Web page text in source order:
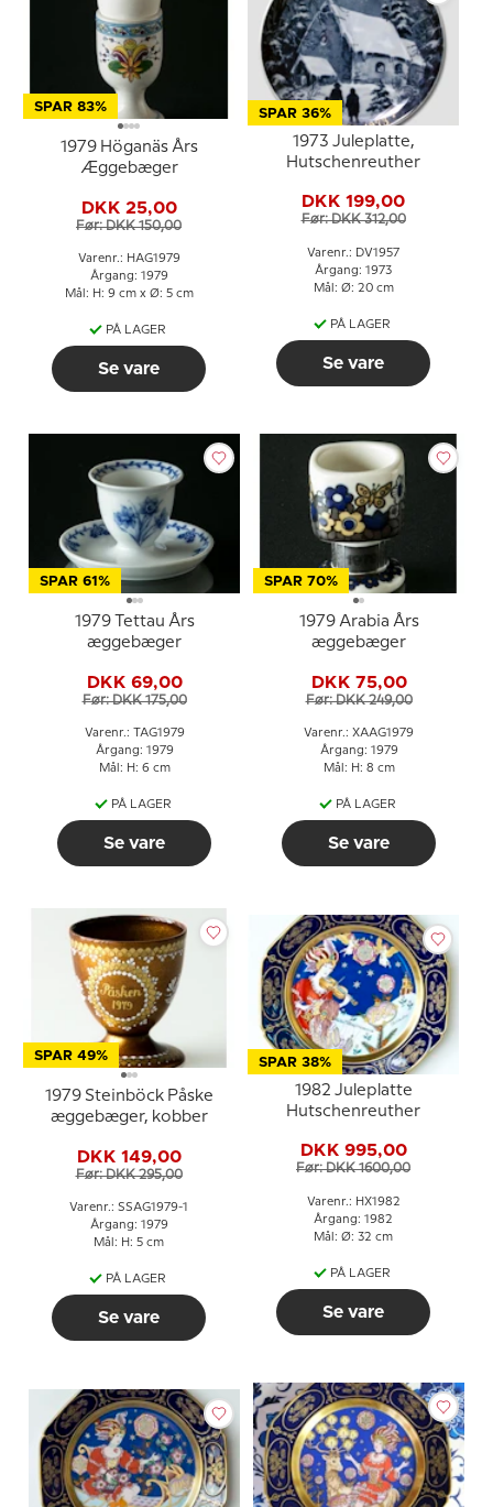
SPAR 83%
1979 Höganäs Års
Æggebæger
DKK 25,00
Før: DKK 150,00
Varenr.: HAG1979
Årgang: 1979
Mål: H: 9 cm x Ø: 5 cm
PÅ LAGER
Se vare
SPAR 36%
1973 Juleplatte,
Hutschenreuther
DKK 199,00
Før: DKK 312,00
Varenr.: DV1957
Årgang: 1973
Mål: Ø: 20 cm
PÅ LAGER
Se vare
SPAR 61%
1979 Tettau Års
æggebæger
DKK 69,00
Før: DKK 175,00
Varenr.: TAG1979
Årgang: 1979
Mål: H: 6 cm
PÅ LAGER
Se vare
SPAR 70%
1979 Arabia Års
æggebæger
DKK 75,00
Før: DKK 249,00
Varenr.: XAAG1979
Årgang: 1979
Mål: H: 8 cm
PÅ LAGER
Se vare
SPAR 49%
1979 Steinböck Påske
æggebæger, kobber
DKK 149,00
Før: DKK 295,00
Varenr.: SSAG1979-1
Årgang: 1979
Mål: H: 5 cm
PÅ LAGER
Se vare
SPAR 38%
1982 Juleplatte
Hutschenreuther
DKK 995,00
Før: DKK 1600,00
Varenr.: HX1982
Årgang: 1982
Mål: Ø: 32 cm
PÅ LAGER
Se vare